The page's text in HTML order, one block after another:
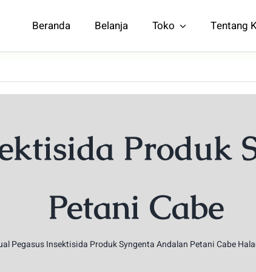
Beranda Belanja Toko Tentang
Produk
Petani Cabe
Pegasus Insektisida Produk Syngenta Andalan Petani Cabe